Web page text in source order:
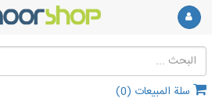
سلة المبيعات (0
)